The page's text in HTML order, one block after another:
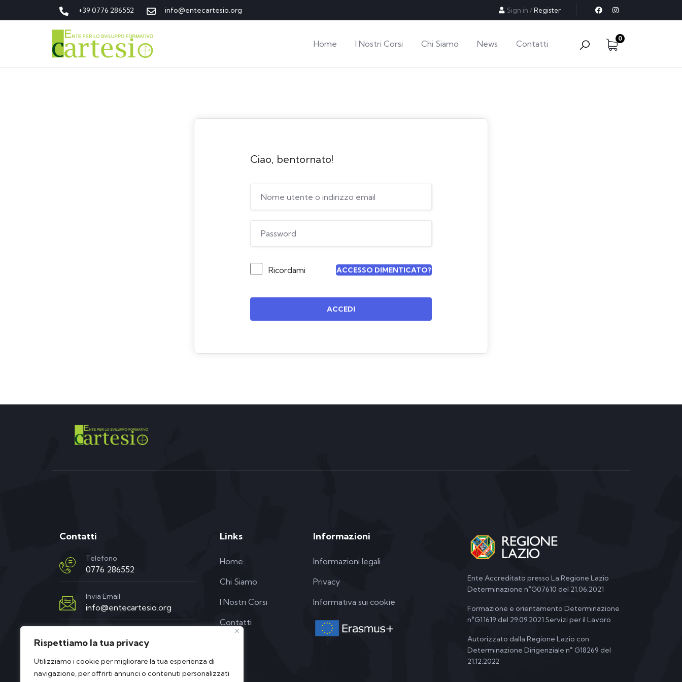
Rispettiamo la tua privacy
Utilizziamo i cookie per migliorare la tua esperienza di
navigazione, per offrirti annunci o contenuti personalizzati
+39 0776 286552 info@entecartesio.org Sign in /Register
Home I Nostri Corsi Chi Siamo News Contatti
0
Ciao, bentornato!
Ricordami ACCESSO DIMENTICATO?
ACCEDI
Contatti
Telefono
0776 286552
Invia Email
info@entecartesio.org
via XX settembre, 63a/b
03039 Sora (FR)
Links
Home
Chi Siamo
I Nostri Corsi
Contatti
Informazioni
Informazioni legali
Privacy
Informativa sui cookie
Ente Accreditato presso La Regione Lazio
Determinazione n°G07610 del 21.06.2021
Formazione e orientamento Determinazione
n°G11619 del 29.09.2021 Servizi per il Lavoro
Autorizzato dalla Regione Lazio con
Determinazione Dirigenziale n° G18269 del
21.12.2022